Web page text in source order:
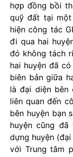
hợp đồng bồi
quỹ đất tại một
hiện công tác
đi qua hai
đó không tách
hai huyện đã
biên bản giữa
là đại diện bên
liên quan đến
bên huyện bạn
huyện cũng
dựng huyện
với Trung tâm